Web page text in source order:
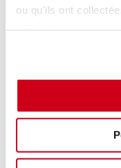
ou qu'ils ont